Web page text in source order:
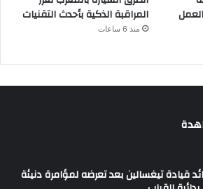
المراقبة الذكية بأحدث التقنيات
منذ 6 ساعات
قيادة تيغسالين بعد تعرضه لمؤامرة دنيئة